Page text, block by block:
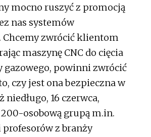
mocno ruszyć z promocją
nas systemów
Chcemy zwrócić klientom
maszynę CNC do cięcia
gazowego, powinni zwrócić
czy jest ona bezpieczna w
16 czerwca,
osobową grupą m.in.
z branży